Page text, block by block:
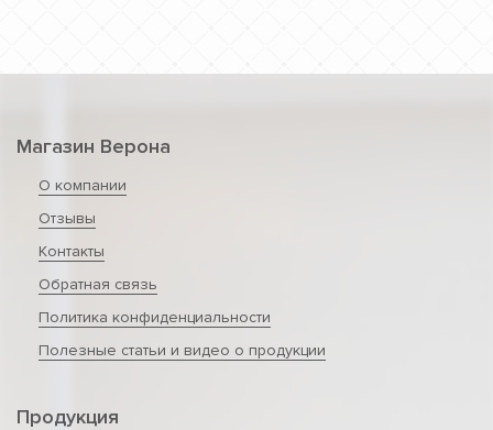
Магазин Верона
О компании
Отзывы
Контакты
Обратная связь
Политика конфиденциальности
Полезные статьи и видео о продукции
Продукция